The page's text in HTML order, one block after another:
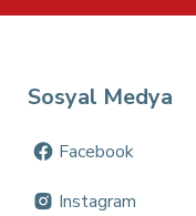
Sosyal Medya
Facebook
Instagram